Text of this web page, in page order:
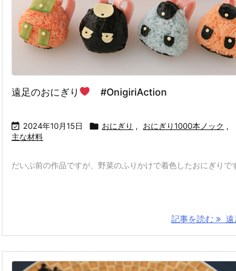
遠足のおにぎり #OnigiriAction
 2024年10月15日  おにぎり , おにぎり1000本ノック ,
主な材料
だいぶ前の作品ですが、野菜のふりかけで着色したおにぎりで
記事を読む 遠